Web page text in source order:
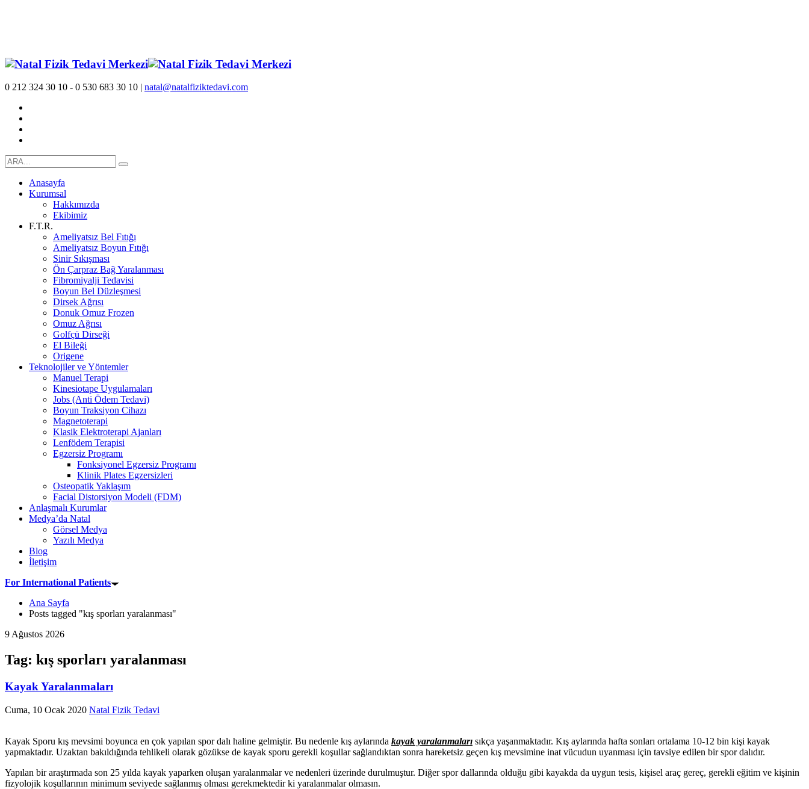
0 212 324 30 10 - 0 530 683 30 10 | natal@natalfiziktedavi.com
Anasayfa
Kurumsal
Hakkımızda
Ekibimiz
F.T.R.
Ameliyatsız Bel Fıtığı
Ameliyatsız Boyun Fıtığı
Sinir Sıkışması
Ön Çarpraz Bağ Yaralanması
Fibromiyalji Tedavisi
Boyun Bel Düzleşmesi
Dirsek Ağrısı
Donuk Omuz Frozen
Omuz Ağrısı
Golfçü Dirseği
El Bileği
Origene
Teknolojiler ve Yöntemler
Manuel Terapi
Kinesiotape Uygulamaları
Jobs (Anti Ödem Tedavi)
Boyun Traksiyon Cihazı
Magnetoterapi
Klasik Elektroterapi Ajanları
Lenfödem Terapisi
Egzersiz Programı
Fonksiyonel Egzersiz Programı
Klinik Plates Egzersizleri
Osteopatik Yaklaşım
Facial Distorsiyon Modeli (FDM)
Anlaşmalı Kurumlar
Medya’da Natal
Görsel Medya
Yazılı Medya
Blog
İletişim
For International Patients
Ana Sayfa
Posts tagged "kış sporları yaralanması"
9 Ağustos 2026
Tag: kış sporları yaralanması
Kayak Yaralanmaları
Cuma, 10 Ocak 2020 Natal Fizik Tedavi
Kayak Sporu kış mevsimi boyunca en çok yapılan spor dalı haline gelmiştir. Bu nedenle kış aylarında kayak yaralanmaları sıkça yaşanmaktadır. Kış aylarında hafta sonları ortalama 10-12 bin kişi kayak
yapmaktadır. Uzaktan bakıldığında tehlikeli olarak gözükse de kayak sporu gerekli koşullar sağlandıktan sonra hareketsiz geçen kış mevsimine inat vücudun uyanması için tavsiye edilen bir spor dalıdır.
Yapılan bir araştırmada son 25 yılda kayak yaparken oluşan yaralanmalar ve nedenleri üzerinde durulmuştur. Diğer spor dallarında olduğu gibi kayakda da uygun tesis, kişisel araç gereç, gerekli eğitim ve kişinin
fizyolojik koşullarının minimum seviyede sağlanmış olması gerekmektedir ki yaralanmalar olmasın.